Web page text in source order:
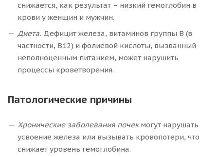
снижается, как результат – низкий гемоглобин в
крови у женщин и мужчин.
Диета. Дефицит железа, витаминов группы B (в
частности, B12) и фолиевой кислоты, вызванный
неполноценным питанием, может нарушить
процессы кроветворения.
Патологические причины
Хронические заболевания почекмогут нарушать
усвоение железа или вызывать кровопотери, что
снижает уровень гемоглобина.